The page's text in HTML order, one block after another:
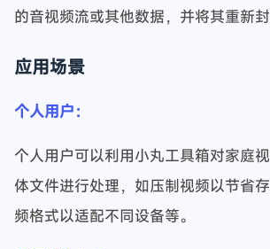
的音视频流或其他数据，并将其重新封
应用场景
个人用户：
个人用户可以利用小丸工具箱对家庭
体文件进行处理，如压制视频以节省
频格式以适配不同设备等。